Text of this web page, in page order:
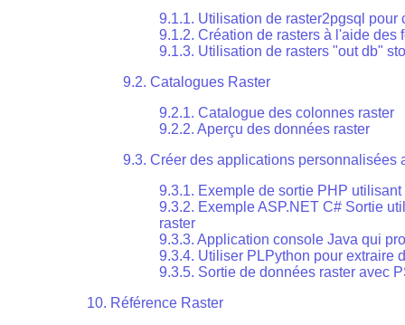
9.1.1. Utilisation de raster2pgsql pour
9.1.2. Création de rasters à l'aide des
9.1.3. Utilisation de rasters "out db"
9.2. Catalogues Raster
9.2.1. Catalogue des colonnes raster
9.2.2. Aperçu des données raster
9.3. Créer des applications personnalisées
9.3.1. Exemple de sortie PHP
9.3.2. Exemple ASP.NET C# Sortie
raster
9.3.3. Application console Java qui
9.3.4. Utiliser PLPython pour extraire
9.3.5. Sortie de données raster avec
10. Référence Raster